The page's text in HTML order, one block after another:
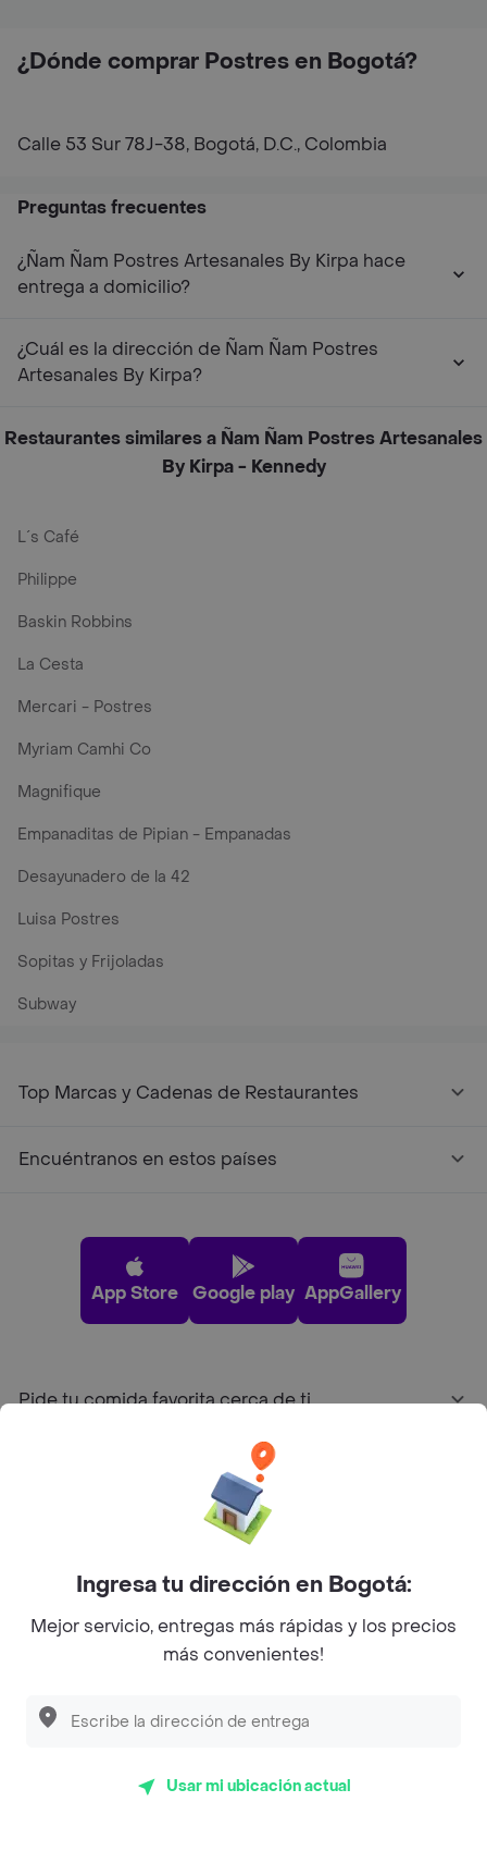
¿Dónde comprar Postres en Bogotá?
Calle 53 Sur 78J-38, Bogotá, D.C., Colombia
Preguntas frecuentes
¿Ñam Ñam Postres Artesanales By Kirpa hace
entrega a domicilio?
¿Cuál es la dirección de Ñam Ñam Postres
Artesanales By Kirpa?
Restaurantes similares a Ñam Ñam Postres Artesanales
By Kirpa - Kennedy
L´s Café
Philippe
Baskin Robbins
La Cesta
Mercari - Postres
Myriam Camhi Co
Magnifique
Empanaditas de Pipian - Empanadas
Desayunadero de la 42
Luisa Postres
Sopitas y Frijoladas
Subway
Top Marcas y Cadenas de Restaurantes
Encuéntranos en estos países
App Store Google play AppGallery
Pide tu comida favorita cerca de ti
Sobre Rappi
Facebook
Twitter
Instagram
©2026Rappi Inc. All rights reserved.
Ingresa tu dirección en Bogotá:
Mejor servicio, entregas más rápidas y los precios
más convenientes!
Usar mi ubicación actual